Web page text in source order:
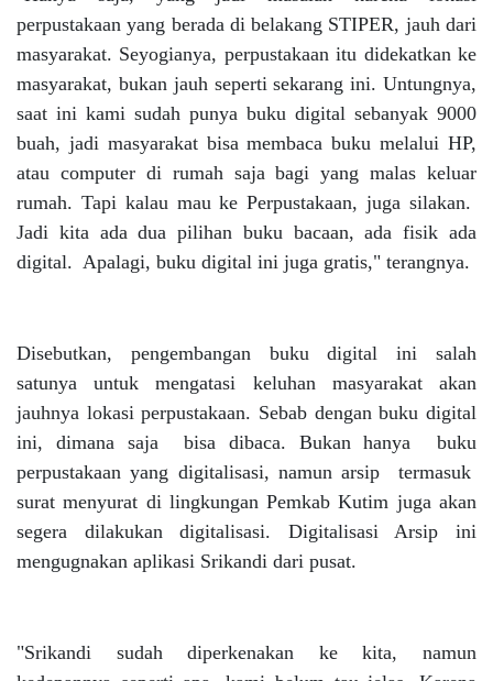
perpustakaan yang berada di belakang STIPER, jauh dari
masyarakat. Seyogianya, perpustakaan itu didekatkan ke
masyarakat, bukan jauh seperti sekarang ini. Untungnya,
saat ini kami sudah punya buku digital sebanyak 9000
buah, jadi masyarakat bisa membaca buku melalui HP,
atau computer di rumah saja bagi yang malas keluar
rumah. Tapi kalau mau ke Perpustakaan, juga silakan.
Jadi kita ada dua pilihan buku bacaan, ada fisik ada
digital. Apalagi, buku digital ini juga gratis," terangnya.
Disebutkan, pengembangan buku digital ini salah
satunya untuk mengatasi keluhan masyarakat akan
jauhnya lokasi perpustakaan. Sebab dengan buku digital
ini, dimana saja bisa dibaca. Bukan hanya buku
perpustakaan yang digitalisasi, namun arsip termasuk
surat menyurat di lingkungan Pemkab Kutim juga akan
segera dilakukan digitalisasi. Digitalisasi Arsip ini
mengugnakan aplikasi Srikandi dari pusat.
"Srikandi sudah diperkenakan ke kita, namun